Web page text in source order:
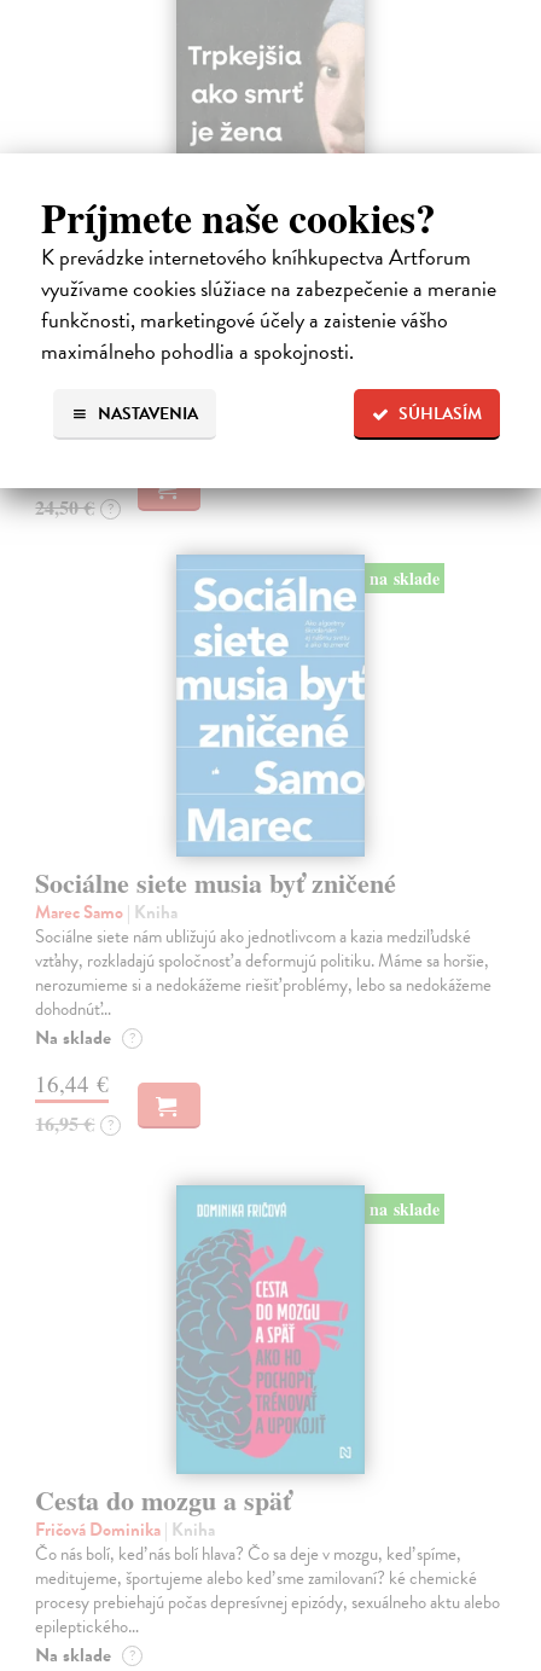
Príjmete naše cookies?
K prevádzke internetového kníhkupectva Artforum
využívame cookies slúžiace na zabezpečenie a meranie
funkčnosti, marketingové účely a zaistenie vášho
maximálneho pohodlia a spokojnosti.
SÚHLASÍM
NASTAVENIA
Trpkejšia ako smrť je žena
Marneros Andreas| Kniha
JE TO MOŽNO NAJVÄČŠIA REVOLÚCIA NAŠICH DNÍ:
rovnocennosť a rovnoprávnosť ženy a muža. Vojna a mier medzi
pohlaviami sa však nezačali feminizmom 20. storočia, ale ich
Zasielame do 14 dní
24,50 € ?
na sklade
Sociálne siete musia byť zničené
Marec Samo| Kniha
Sociálne siete nám ubližujú ako jednotlivcom a kazia medziľudské
vzťahy, rozkladajú spoločnosť a deformujú politiku. Máme sa horšie,
nerozumieme si a nedokážeme riešiť problémy, lebo sa nedokážeme
dohodnúť…
Na sklade ?
16,44 €
16,95 € ?
na sklade
Cesta do mozgu a späť
Fričová Dominika| Kniha
Čo nás bolí, keď nás bolí hlava? Čo sa deje v mozgu, keď spíme,
meditujeme, športujeme alebo keď sme zamilovaní? ké chemické
procesy prebiehajú počas depresívnej epizódy, sexuálneho aktu alebo
epileptického…
Na sklade ?